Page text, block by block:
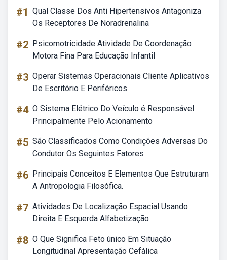
#1 Qual Classe Dos Anti Hipertensivos Antagoniza
Os Receptores De Noradrenalina
#2 Psicomotricidade Atividade De Coordenação
Motora Fina Para Educação Infantil
#3 Operar Sistemas Operacionais Cliente Aplicativos
De Escritório E Periféricos
#4 O Sistema Elétrico Do Veículo é Responsável
Principalmente Pelo Acionamento
#5 São Classificados Como Condições Adversas Do
Condutor Os Seguintes Fatores
#6 Principais Conceitos E Elementos Que Estruturam
A Antropologia Filosófica.
#7 Atividades De Localização Espacial Usando
Direita E Esquerda Alfabetização
#8 O Que Significa Feto único Em Situação
Longitudinal Apresentação Cefálica